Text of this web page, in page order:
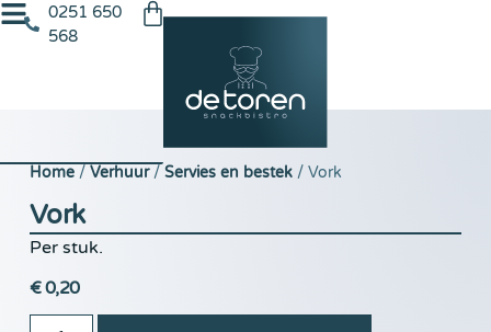
0251 650
568
Home/ Verhuur/ Servies en bestek/ Vork
Vork
Per stuk.
€0,20